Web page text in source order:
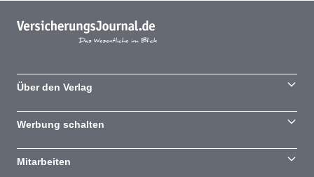
Über den Verlag
Werbung schalten
Mitarbeiten